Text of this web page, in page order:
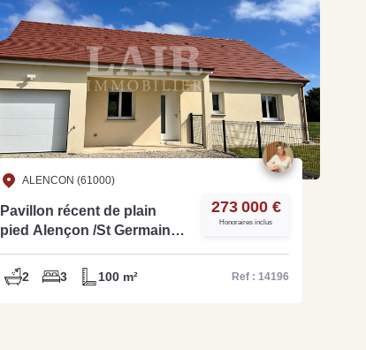
ALENCON (61000)
Pavillon récent de plain
pied Alençon /St Germain
273 000 €
Honoraires inclus
2 3 100 m² Ref : 14196